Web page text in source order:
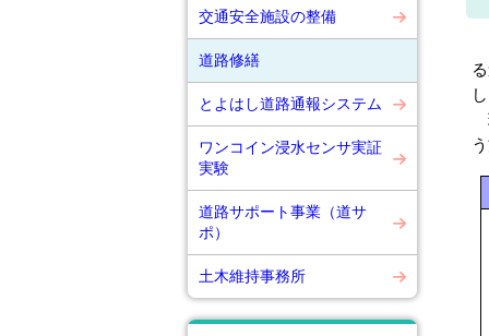
交通安全施設の整備
道路修繕
とよはし道路通報システム
ワンコイン浸水センサ実証
実験
道路サポート事業（道サ
ポ）
土木維持事務所